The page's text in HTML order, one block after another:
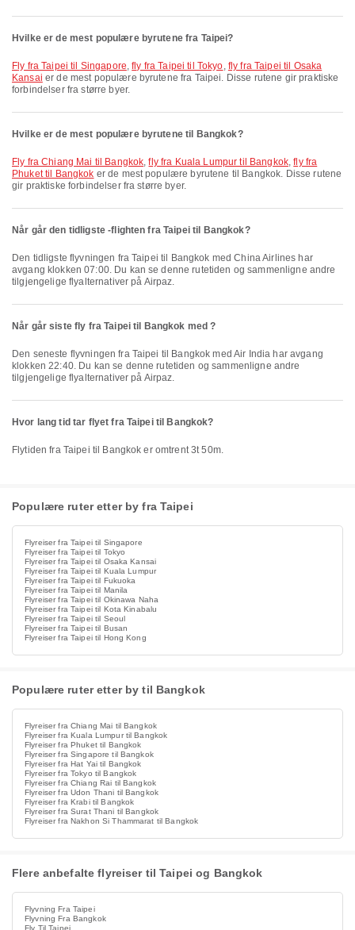
Hvilke er de mest populære byrutene fra Taipei?
fly fra Taipei til Singapore,fly fra Taipei til Tokyo, fly fra Taipei til Osaka
Kansai er de mest populære byrutene fra Taipei. Disse rutene gir praktiske
forbindelser fra større byer.
Hvilke er de mest populære byrutene til Bangkok?
fly fra Chiang Mai til Bangkok,fly fra Kuala Lumpur til Bangkok,fly fra
Phuket til Bangkok er de mest populære byrutene til Bangkok. Disse rutene
gir praktiske forbindelser fra større byer.
Når går den tidligste -flighten fra Taipei til Bangkok?
Den tidligste flyvningen fra Taipei til Bangkok med China Airlines har
avgang klokken 07:00. Du kan se denne rutetiden og sammenligne andre
tilgjengelige flyalternativer på Airpaz.
Når går siste fly fra Taipei til Bangkok med ?
Den seneste flyvningen fra Taipei til Bangkok med Air India har avgang
klokken 22:40. Du kan se denne rutetiden og sammenligne andre
tilgjengelige flyalternativer på Airpaz.
Hvor lang tid tar flyet fra Taipei til Bangkok?
Flytiden fra Taipei til Bangkok er omtrent 3t 50m.
Populære ruter etter by fra Taipei
Flyreiser fra Taipei til Singapore
Flyreiser fra Taipei til Tokyo
Flyreiser fra Taipei til Osaka Kansai
Flyreiser fra Taipei til Kuala Lumpur
Flyreiser fra Taipei til Fukuoka
Flyreiser fra Taipei til Manila
Flyreiser fra Taipei til Okinawa Naha
Flyreiser fra Taipei til Kota Kinabalu
Flyreiser fra Taipei til Seoul
Flyreiser fra Taipei til Busan
Flyreiser fra Taipei til Hong Kong
Populære ruter etter by til Bangkok
Flyreiser fra Chiang Mai til Bangkok
Flyreiser fra Kuala Lumpur til Bangkok
Flyreiser fra Phuket til Bangkok
Flyreiser fra Singapore til Bangkok
Flyreiser fra Hat Yai til Bangkok
Flyreiser fra Tokyo til Bangkok
Flyreiser fra Chiang Rai til Bangkok
Flyreiser fra Udon Thani til Bangkok
Flyreiser fra Krabi til Bangkok
Flyreiser fra Surat Thani til Bangkok
Flyreiser fra Nakhon Si Thammarat til Bangkok
Flere anbefalte flyreiser til Taipei og Bangkok
Flyvning Fra Taipei
Flyvning Fra Bangkok
Fly Til Taipei